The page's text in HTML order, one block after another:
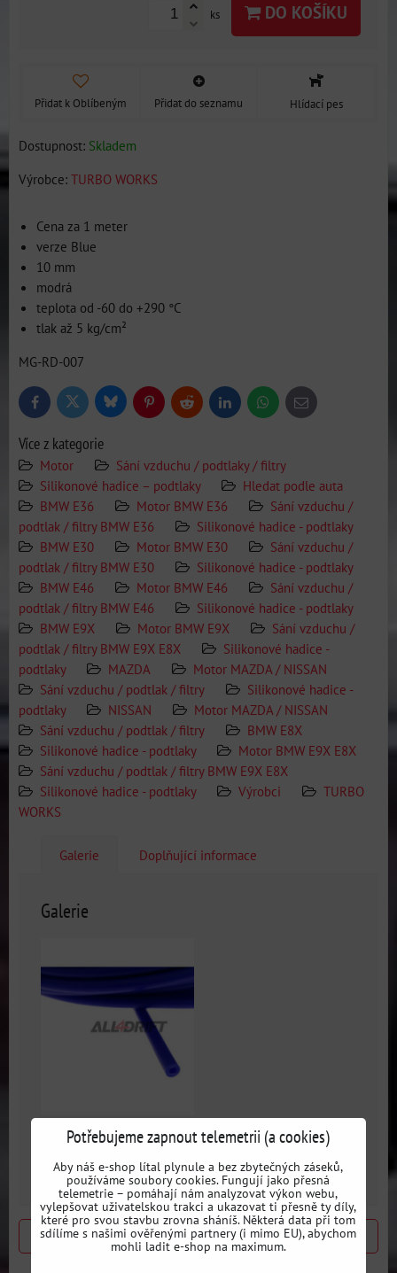
ks DO KOŠÍKU
Přidat k Oblíbeným Přidat do seznamu Hlídací pes
Dostupnost: Skladem
Výrobce: TURBO WORKS
Cena za 1 meter
verze Blue
10 mm
modrá
teplota od -60 do +290 °C
tlak až 5 kg/cm²
MG-RD-007
FacebookTwitter BlueskyPinterestReddit LinkedInWhatsApp
E-
mail
Více z kategorie
Motor
Sání vzduchu / podtlaky / filtry
Silikonové hadice – podtlaky
Hledat podle auta
BMW E36
Motor BMW E36
Sání vzduchu /
podtlak / filtry BMW E36
Silikonové hadice - podtlaky
BMW E30
Motor BMW E30
Sání vzduchu /
podtlak / filtry BMW E30
Silikonové hadice - podtlaky
BMW E46
Motor BMW E46
Sání vzduchu /
podtlak / filtry BMW E46
Silikonové hadice - podtlaky
BMW E9X
Motor BMW E9X
Sání vzduchu /
podtlak / filtry BMW E9X E8X
Silikonové hadice -
podtlaky
MAZDA
Motor MAZDA / NISSAN
Sání vzduchu / podtlak / filtry
Silikonové hadice -
podtlaky
NISSAN
Motor MAZDA / NISSAN
Sání vzduchu / podtlak / filtry
BMW E8X
Silikonové hadice - podtlaky
Motor BMW E9X E8X
Sání vzduchu / podtlak / filtry BMW E9X E8X
Silikonové hadice - podtlaky
Výrobci
TURBO
WORKS
Galerie Doplňující informace
Galerie
Silikónová hadice Blue
Předchozí produkt Následující produkt
Potřebujeme zapnout telemetrii (a cookies)
Aby náš e-shop lítal plynule a bez zbytečných záseků,
používáme soubory cookies. Fungují jako přesná
telemetrie – pomáhají nám analyzovat výkon webu,
vylepšovat uživatelskou trakci a ukazovat ti přesně ty díly,
které pro svou stavbu zrovna sháníš. Některá data při tom
sdílíme s našimi ověřenými partnery (i mimo EU), abychom
mohli ladit e-shop na maximum.